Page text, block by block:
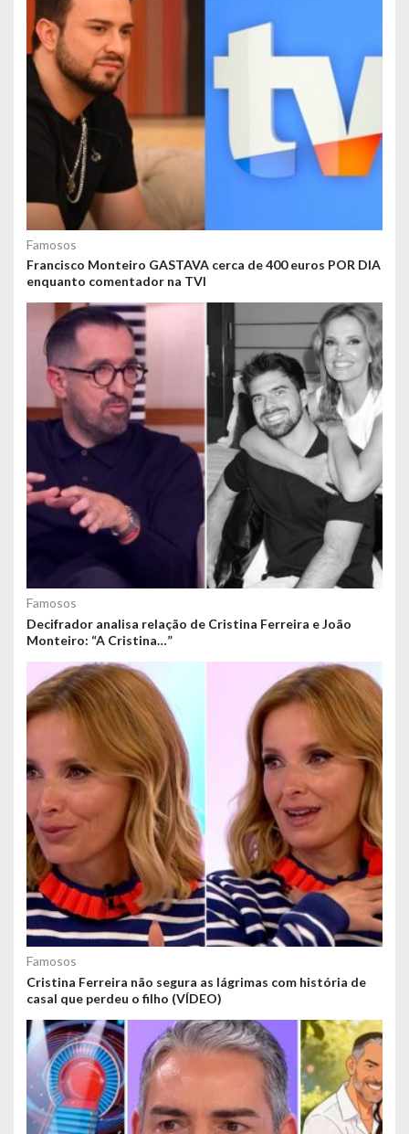
Famosos
Francisco Monteiro GASTAVA cerca de 400 euros POR DIA
enquanto comentador na TVI
Famosos
Decifrador analisa relação de Cristina Ferreira e João
Monteiro: “A Cristina…”
Famosos
Cristina Ferreira não segura as lágrimas com história de
casal que perdeu o filho (VÍDEO)